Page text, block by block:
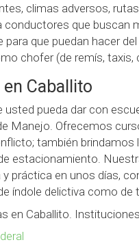
climas adversos,
conductores que buscan
para que puedan hacer
chofer (de remís, taxis,
Caballito
pueda dar con
Manejo. Ofrecemos
también
estacionamiento.
práctica en unos días,
índole delictiva como de
en Caballito.